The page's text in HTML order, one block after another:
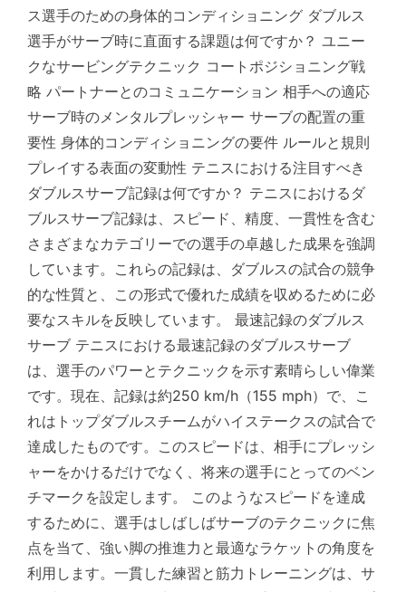
ス選手のための身体的コンディショニング ダブルス
選手がサーブ時に直面する課題は何ですか？ ユニー
クなサービングテクニック コートポジショニング戦
略 パートナーとのコミュニケーション 相手への適応
サーブ時のメンタルプレッシャー サーブの配置の重
要性 身体的コンディショニングの要件 ルールと規則
プレイする表面の変動性 テニスにおける注目すべき
ダブルスサーブ記録は何ですか？ テニスにおけるダ
ブルスサーブ記録は、スピード、精度、一貫性を含む
さまざまなカテゴリーでの選手の卓越した成果を強調
しています。これらの記録は、ダブルスの試合の競争
的な性質と、この形式で優れた成績を収めるために必
要なスキルを反映しています。 最速記録のダブルス
サーブ テニスにおける最速記録のダブルスサーブ
は、選手のパワーとテクニックを示す素晴らしい偉業
です。現在、記録は約250 km/h（155 mph）で、こ
れはトップダブルスチームがハイステークスの試合で
達成したものです。このスピードは、相手にプレッシ
ャーをかけるだけでなく、将来の選手にとってのベン
チマークを設定します。 このようなスピードを達成
するために、選手はしばしばサーブのテクニックに焦
点を当て、強い脚の推進力と最適なラケットの角度を
利用します。一貫した練習と筋力トレーニングは、サ